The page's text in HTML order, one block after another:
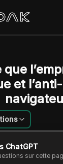
et
ChatGPT
sur cette
4 min de